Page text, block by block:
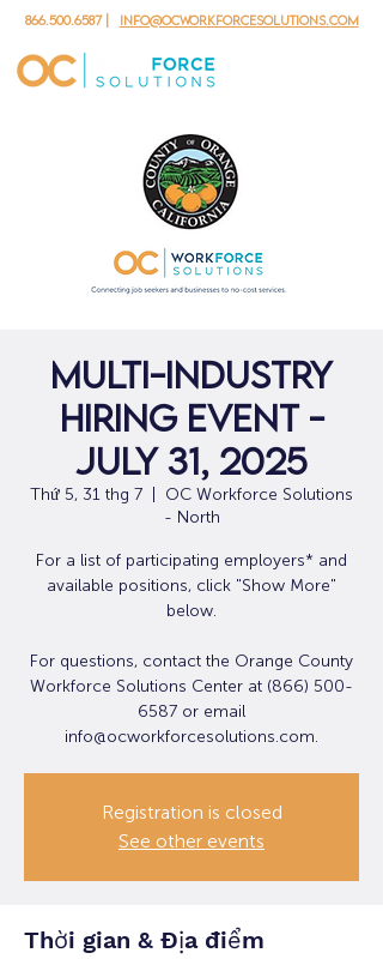
866.500.6587| info@ocworkforcesolutions.com
Multi-Industry
Hiring Event -
July 31, 2025
Thứ 5, 31 thg 7
OC Workforce Solutions
- North
For a list of participating employers* and
available positions, click "Show More"
below.
For questions, contact the Orange County
Workforce Solutions Center at (866) 500-
6587 or email
info@ocworkforcesolutions.com.
Registration is closed
See other events
Thời gian & Địa điểm